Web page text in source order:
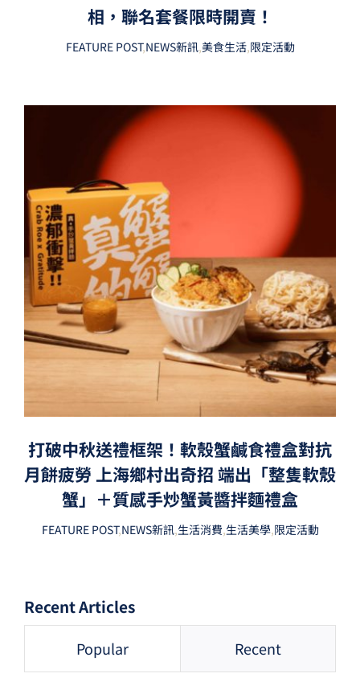
相，聯名套餐限時開賣！
FEATURE POST,NEWS新訊,美食生活,限定活動
打破中秋送禮框架！軟殼蟹鹹食禮盒對抗
月餅疲勞 上海鄉村出奇招 端出「整隻軟殼
蟹」＋質感手炒蟹黃醬拌麵禮盒
FEATURE POST,NEWS新訊,生活消費,生活美學,限定活動
Recent Articles
Popular Recent